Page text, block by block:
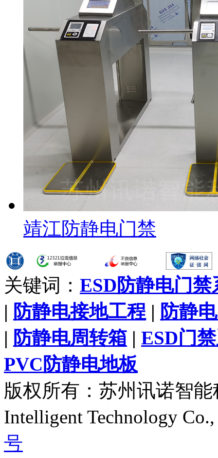
靖江防静电门禁
关键词： ESD防静电门禁
| 防静电接地工程 | 防静
| 防静电周转箱 | ESD门
PVC防静电地板
版权所有：苏州讯诺智能
Intelligent Technology
号